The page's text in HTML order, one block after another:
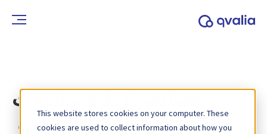
This website stores cookies on your computer. These
cookies are used to collect information about how you
خصائص لإدارة معاملات
الأعمال